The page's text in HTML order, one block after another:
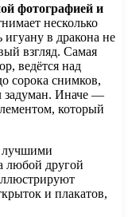
фотографией и
несколько
игуану в дракона не
взгляд. Самая
ведётся над
сорока снимков,
задуман. Иначе —
который
лучшими
любой другой
и плакатов,